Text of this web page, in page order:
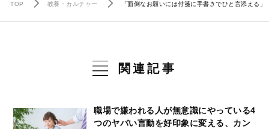
TOP 教養・カルチャー 「面倒なお願いには付箋に手書きでひと言添える
関連記事
職場で嫌われる人が無意識にやっている4
つのヤバい言動を好印象に変える、カン